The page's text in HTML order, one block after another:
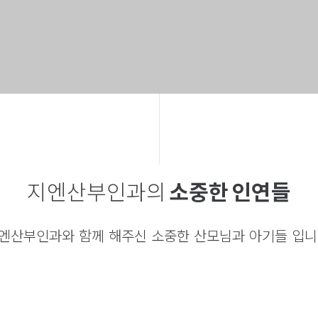
지엔산부인과의 소중한 인연들
산부인과와 함께 해주신 소중한 산모님과 아기들 입